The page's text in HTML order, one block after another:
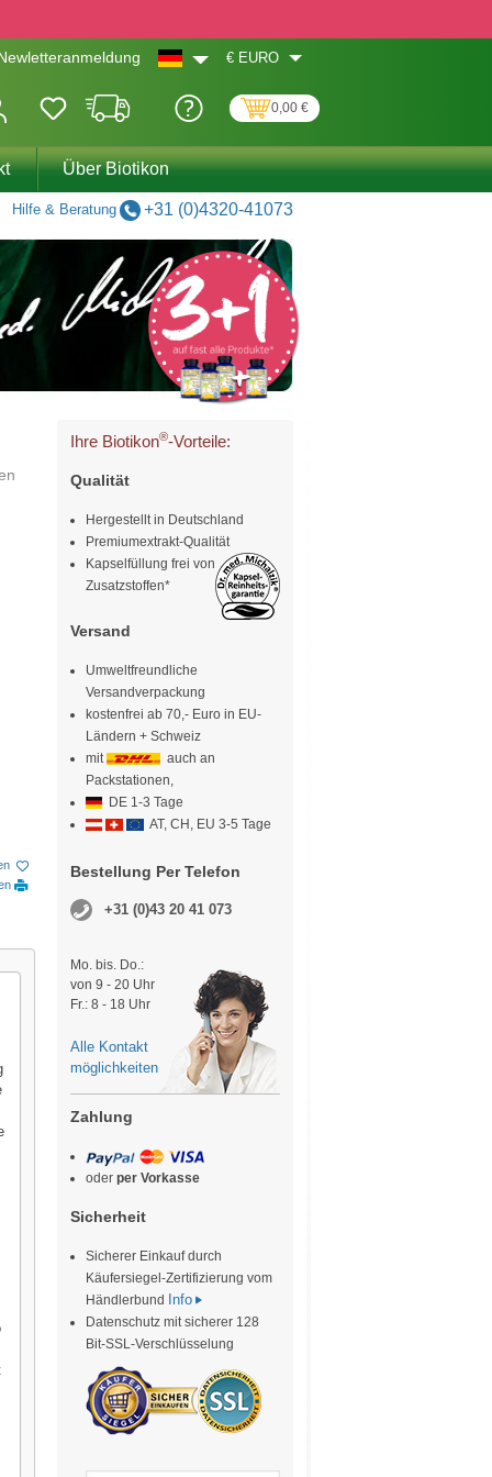
€ EURO
0,00 €
Über Biotikon
Hilfe & Beratung +31 (0)4320-41073
Ihre Biotikon®-Vorteile:
Qualität
Hergestellt in Deutschland
Premiumextrakt-Qualität
Kapselfüllung frei von
Zusatzstoffen*
Versand
Umweltfreundliche
Versandverpackung
kostenfrei ab 70,- Euro in EU-
Ländern + Schweiz
mit
auch an
Packstationen,
DE 1-3 Tage
AT, CH, EU 3-5 Tage
Bestellung Per Telefon
+31 (0)43 20 41 073
Mo. bis. Do.:
von 9 - 20 Uhr
Fr.: 8 - 18 Uhr
Alle Kontakt
möglichkeiten
Zahlung
oder per Vorkasse
Sicherheit
Sicherer Einkauf durch
Käufersiegel-Zertifizierung vom
Händlerbund
Info
Datenschutz mit sicherer 128
Bit-SSL-Verschlüsselung